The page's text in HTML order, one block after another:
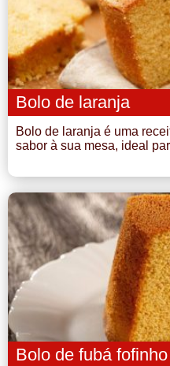
Bolo de laranja
Bolo de laranja é uma
sabor à sua mesa, ideal
Bolo de fubá fofinho